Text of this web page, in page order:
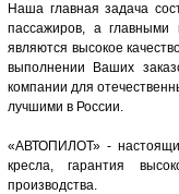
Наша главная задача
пассажиров, а главными
являются высокое
выполнении Ваших
компании для
лучшими в России.
«АВТОПИЛОТ» -
кресла, гарантия
производства.